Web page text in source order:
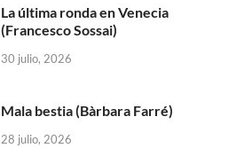
La última ronda en Venecia
(Francesco Sossai)
30 julio, 2026
Mala bestia (Bàrbara Farré)
28 julio, 2026